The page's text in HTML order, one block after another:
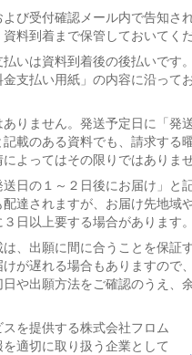
び受付確認メール内で告知さ
資料到着まで保管しておいてく
いは資料到着後の後払いです
支払い用紙」の内容に沿って
りません。発送予定日に「発
記載のある資料でも、請求する
よってはその限りではありませ
日の１～２日後にお届け」と
達されますが、お届け先地域
日以上要する場合があります。
、出願に間に合うことを保証
が遅れる場合もありますので
や出願方法をご確認のうえ、
を提供する株式会社フロム
適切に取り扱う企業として